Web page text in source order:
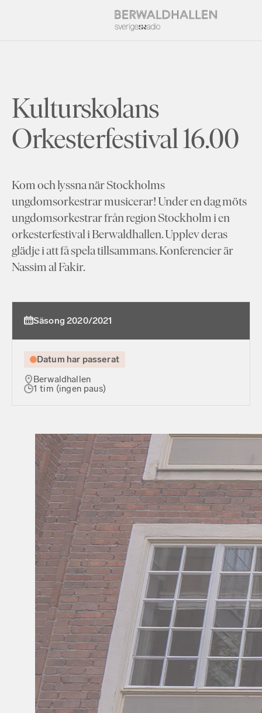
Kulturskolans
Orkesterfestival 16.00
Kom och lyssna när Stockholms
ungdomsorkestrar musicerar! Under en dag möts
ungdomsorkestrar från region Stockholm i en
orkesterfestival i Berwaldhallen. Upplev deras
glädje i att få spela tillsammans. Konferencier är
Nassim al Fakir.
Säsong 2020/2021
Datum har passerat
Berwaldhallen
1 tim (ingen paus)